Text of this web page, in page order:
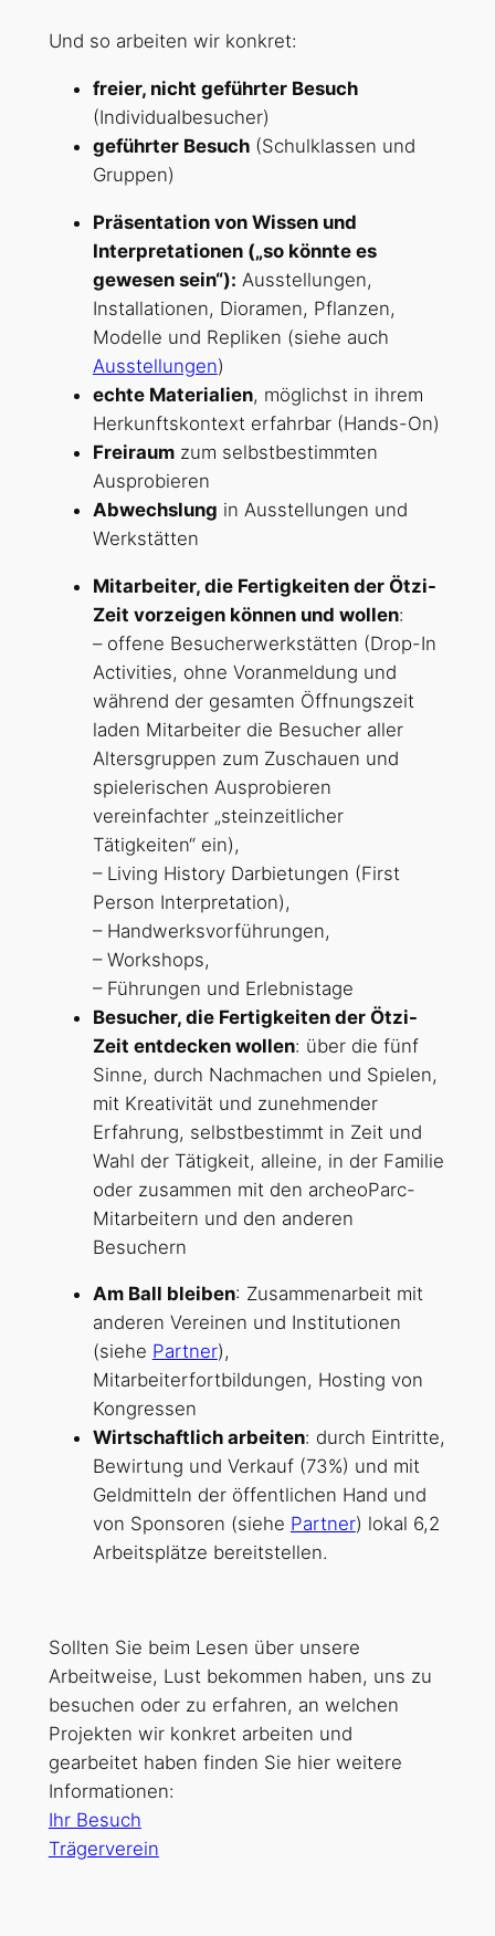
Und so arbeiten wir konkret:
freier, nicht geführter Besuch
(Individualbesucher)
geführter Besuch(Schulklassen und
Gruppen)
Präsentation von Wissen und
Interpretationen („so könnte es
gewesen sein“): Ausstellungen,
Installationen, Dioramen, Pflanzen,
Modelle und Repliken (siehe auch
Ausstellungen)
echte Materialien, möglichst in ihrem
Herkunftskontext erfahrbar (Hands-On)
Freiraumzum selbstbestimmten
Ausprobieren
Abwechslung in Ausstellungen und
Werkstätten
Mitarbeiter, die Fertigkeiten der Ötzi-
Zeit vorzeigen können und wollen:
– offene Besucherwerkstätten (Drop-In
Activities, ohne Voranmeldung und
während der gesamten Öffnungszeit
laden Mitarbeiter die Besucher aller
Altersgruppen zum Zuschauen und
spielerischen Ausprobieren
vereinfachter „steinzeitlicher
Tätigkeiten“ ein),
– Living History Darbietungen (First
Person Interpretation),
– Handwerksvorführungen,
– Workshops,
– Führungen und Erlebnistage
Besucher, die Fertigkeiten der Ötzi-
Zeit entdecken wollen: über die fünf
Sinne, durch Nachmachen und Spielen,
mit Kreativität und zunehmender
Erfahrung, selbstbestimmt in Zeit und
Wahl der Tätigkeit, alleine, in der Familie
oder zusammen mit den archeoParc-
Mitarbeitern und den anderen
Besuchern
Am Ball bleiben: Zusammenarbeit mit
anderen Vereinen und Institutionen
(siehe Partner),
Mitarbeiterfortbildungen, Hosting von
Kongressen
Wirtschaftlich arbeiten: durch Eintritte,
Bewirtung und Verkauf (73%) und mit
Geldmitteln der öffentlichen Hand und
von Sponsoren (siehe Partner) lokal 6,2
Arbeitsplätze bereitstellen.
Sollten Sie beim Lesen über unsere
Arbeitweise, Lust bekommen haben, uns zu
besuchen oder zu erfahren, an welchen
Projekten wir konkret arbeiten und
gearbeitet haben finden Sie hier weitere
Informationen:
Ihr Besuch
Trägerverein